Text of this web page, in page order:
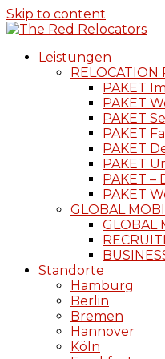
Skip to content
Leistungen
RELOCATION
PAKET
PAKET
PAKET
PAKET
PAKET
PAKET
PAKET –
PAKET
GLOBAL
GLOBAL
Standorte
Hamburg
Berlin
Bremen
Hannover
Köln